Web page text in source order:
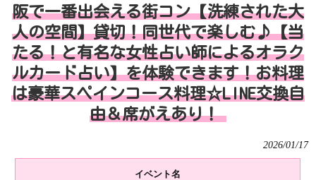
阪で一番出会える街コン【洗練された大
人の空間】貸切！同世代で楽しむ♪【当
たる！と有名な女性占い師によるオラク
ルカード占い】を体験できます！お料理
は豪華スペインコース料理☆LINE交換自
由＆席がえあり！
2026/01/17
イベント名